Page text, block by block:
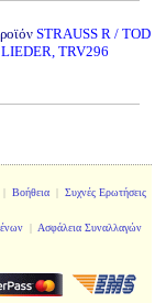
STRAUSS R / TOD
TRV296
Βοήθεια| Συχνές Ερωτήσεις
| Ασφάλεια Συναλλαγών